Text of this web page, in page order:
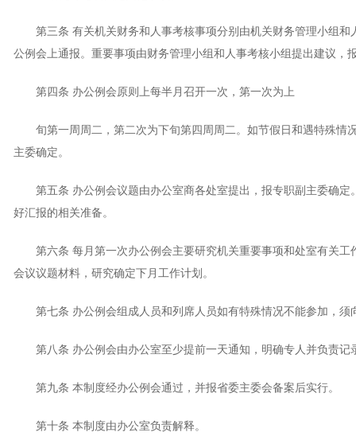
第三条 有关机关财务和人事考核事项分别由机关财务管理小组和
公例会上通报。重要事项由财务管理小组和人事考核小组提出建议，
第四条 办公例会原则上每半月召开一次，第一次为上
旬第一周周二，第二次为下旬第四周周二。如节假日和遇特殊情
主委确定。
第五条 办公例会议题由办公室商各处室提出，报专职副主委确定
好汇报的相关准备。
第六条 每月第一次办公例会主要研究机关重要事项和处室有关工
会议议题材料，研究确定下月工作计划。
第七条 办公例会组成人员和列席人员如有特殊情况不能参加，须
第八条 办公例会由办公室至少提前一天通知，明确专人并负责记
第九条 本制度经办公例会通过，并报省委主委会备案后实行。
第十条 本制度由办公室负责解释。